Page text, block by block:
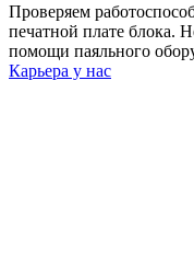
Проверяем
печатной плате блока.
помощи паяльного
Карьера у нас